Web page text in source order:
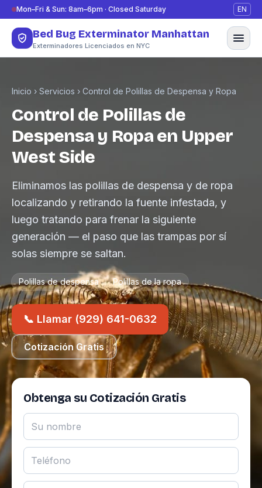
Saltar al contenido
Mon–Fri & Sun: 8am–6pm · Closed Saturday EN
Bed Bug Exterminator Manhattan
Exterminadores Licenciados en NYC
Inicio › Servicios › Control de Polillas de Despensa y Ropa
Control de Polillas de
Despensa y Ropa en Upper
West Side
Eliminamos las polillas de despensa y de ropa
localizando y retirando la fuente infestada, y
luego tratando para frenar la siguiente
generación — el paso que las trampas por sí
solas siempre se saltan.
Polillas de despensa Polillas de la ropa
📞 Llamar (929) 641-0632
Cotización Gratis
Obtenga su Cotización Gratis